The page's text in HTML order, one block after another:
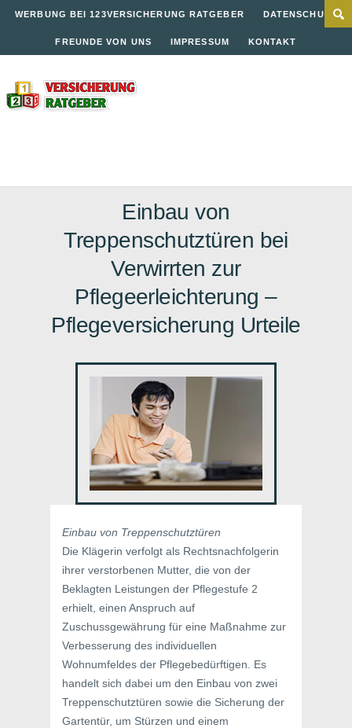
WERBUNG BEI 123VERSICHERUNG RATGEBER DATENSCHUTZ
FREUNDE VON UNS IMPRESSUM KONTAKT
Einbau von
Treppenschutztüren bei
Verwirrten zur
Pflegeerleichterung –
Pflegeversicherung Urteile
Einbau von Treppenschutztüren
Die Klägerin verfolgt als Rechtsnachfolgerin
ihrer verstorbenen Mutter, die von der
Beklagten Leistungen der Pflegestufe 2
erhielt, einen Anspruch auf
Zuschussgewährung für eine Maßnahme zur
Verbesserung des individuellen
Wohnumfeldes der Pflegebedürftigen. Es
handelt sich dabei um den Einbau von zwei
Treppenschutztüren sowie die Sicherung der
Gartentür, um Stürzen und einem